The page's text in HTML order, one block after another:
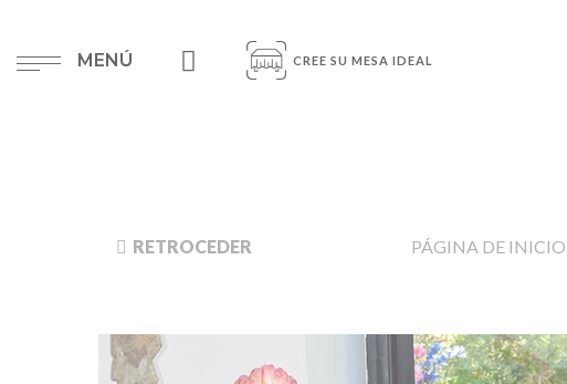
MENÚ CREE SU MESA IDEAL
RETROCEDER PÁGINA DE INICIO